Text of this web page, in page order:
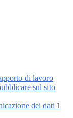
di lavoro
sul sito
dei dati 1